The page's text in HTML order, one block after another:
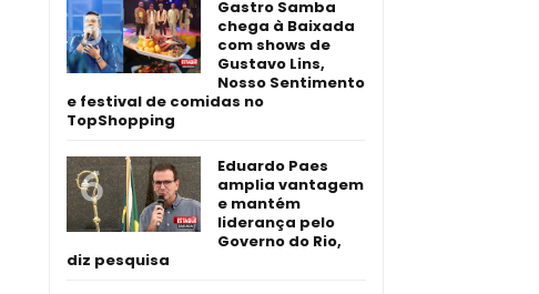
Gastro Samba
chega à Baixada
com shows de
Gustavo Lins,
Nosso Sentimento
e festival de comidas no
TopShopping
Eduardo Paes
amplia vantagem
e mantém
liderança pelo
Governo do Rio,
diz pesquisa